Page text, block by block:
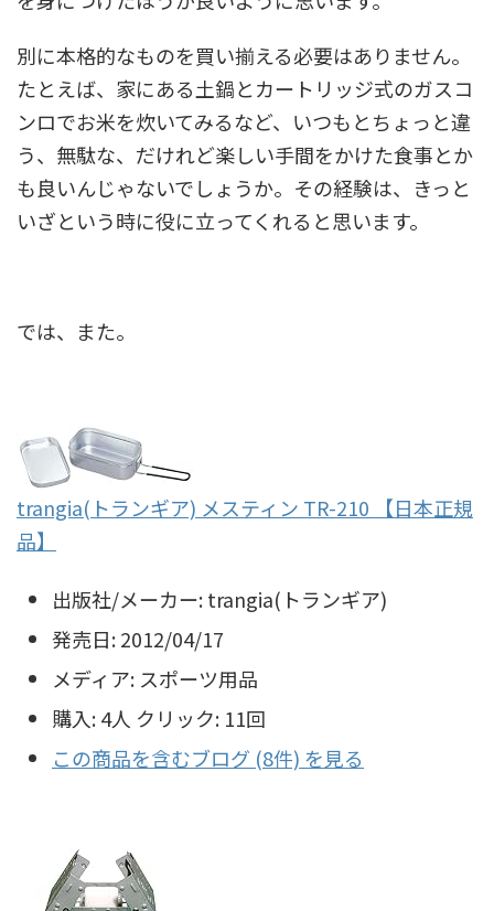
別に本格的なものを買い揃える必要はありません。
たとえば、家にある土鍋とカートリッジ式のガスコ
ンロでお米を炊いてみるなど、いつもとちょっと違
う、無駄な、だけれど楽しい手間をかけた食事とか
も良いんじゃないでしょうか。その経験は、きっと
いざという時に役に立ってくれると思います。
では、また。
trangia(トランギア) メスティン TR-210 【日本正規
品】
出版社/メーカー:trangia(トランギア)
発売日:2012/04/17
メディア: スポーツ用品
購入: 4人 クリック: 11回
この商品を含むブログ (8件) を見る